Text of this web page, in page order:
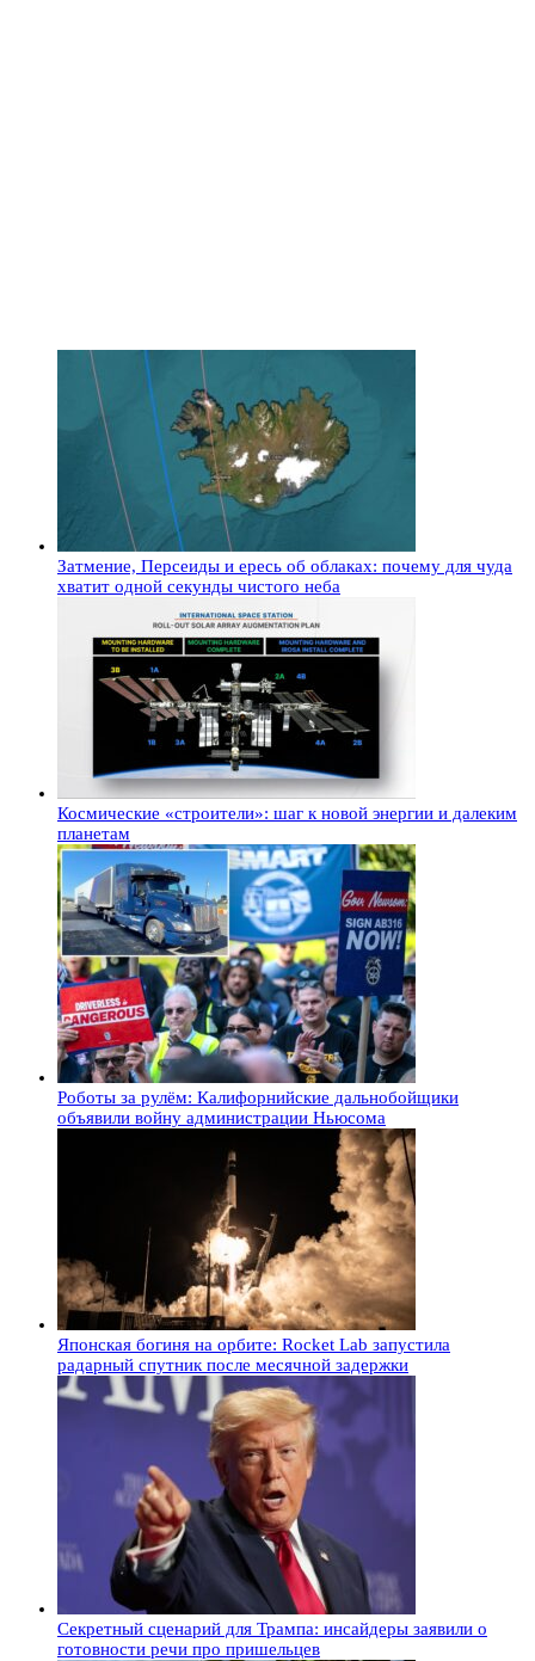
Затмение, Персеиды и ересь об облаках: почему для чуда
хватит одной секунды чистого неба
Космические «строители»: шаг к новой энергии и далеким
планетам
Роботы за рулём: Калифорнийские дальнобойщики
объявили войну администрации Ньюсома
Японская богиня на орбите: Rocket Lab запустила
радарный спутник после месячной задержки
Секретный сценарий для Трампа: инсайдеры заявили о
готовности речи про пришельцев